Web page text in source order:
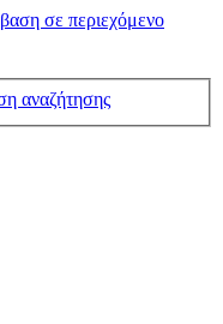
σε περιεχόμενο
αναζήτησης